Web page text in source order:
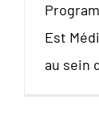
Est
au sein